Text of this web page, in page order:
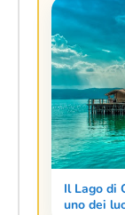
Il Lago di
uno dei